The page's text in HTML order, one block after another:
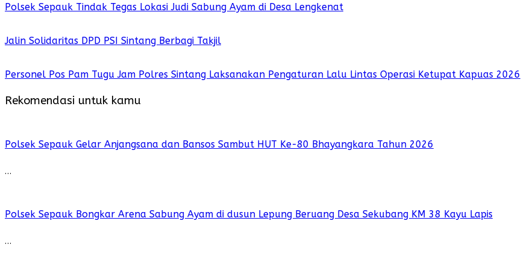
Polsek Sepauk Tindak Tegas Lokasi Judi Sabung Ayam di Desa Lengkenat
Jalin Solidaritas DPD PSI Sintang Berbagi Takjil
Personel Pos Pam Tugu Jam Polres Sintang Laksanakan Pengaturan Lalu Lintas Operasi Ketupat Kapuas 2026
Rekomendasi untuk kamu
Polsek Sepauk Gelar Anjangsana dan Bansos Sambut HUT Ke-80 Bhayangkara Tahun 2026
…
Polsek Sepauk Bongkar Arena Sabung Ayam di dusun Lepung Beruang Desa Sekubang KM 38 Kayu Lapis
…